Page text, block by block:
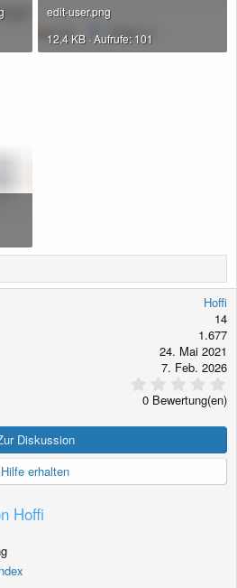
edit-user.png
12,4 KB · Aufrufe: 101
Hoffi
14
1.677
24. Mai 2021
7. Feb. 2026
,
0
0
t
e
0 Bewertung(en)
Diskussion
Hilfe erhalten
Hoffi